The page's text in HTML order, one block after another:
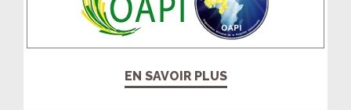
EN SAVOIR PLUS